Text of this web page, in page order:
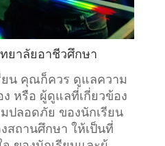
ยาลัยอาชีวศึกษา
ยน คุณก็ควร ดูแลความ
หรือ ผู้ดูแลที่เกี่ยวข้อง
ปลอดภัย ของนักเรียน
สถานศึกษา ให้เป็นที่